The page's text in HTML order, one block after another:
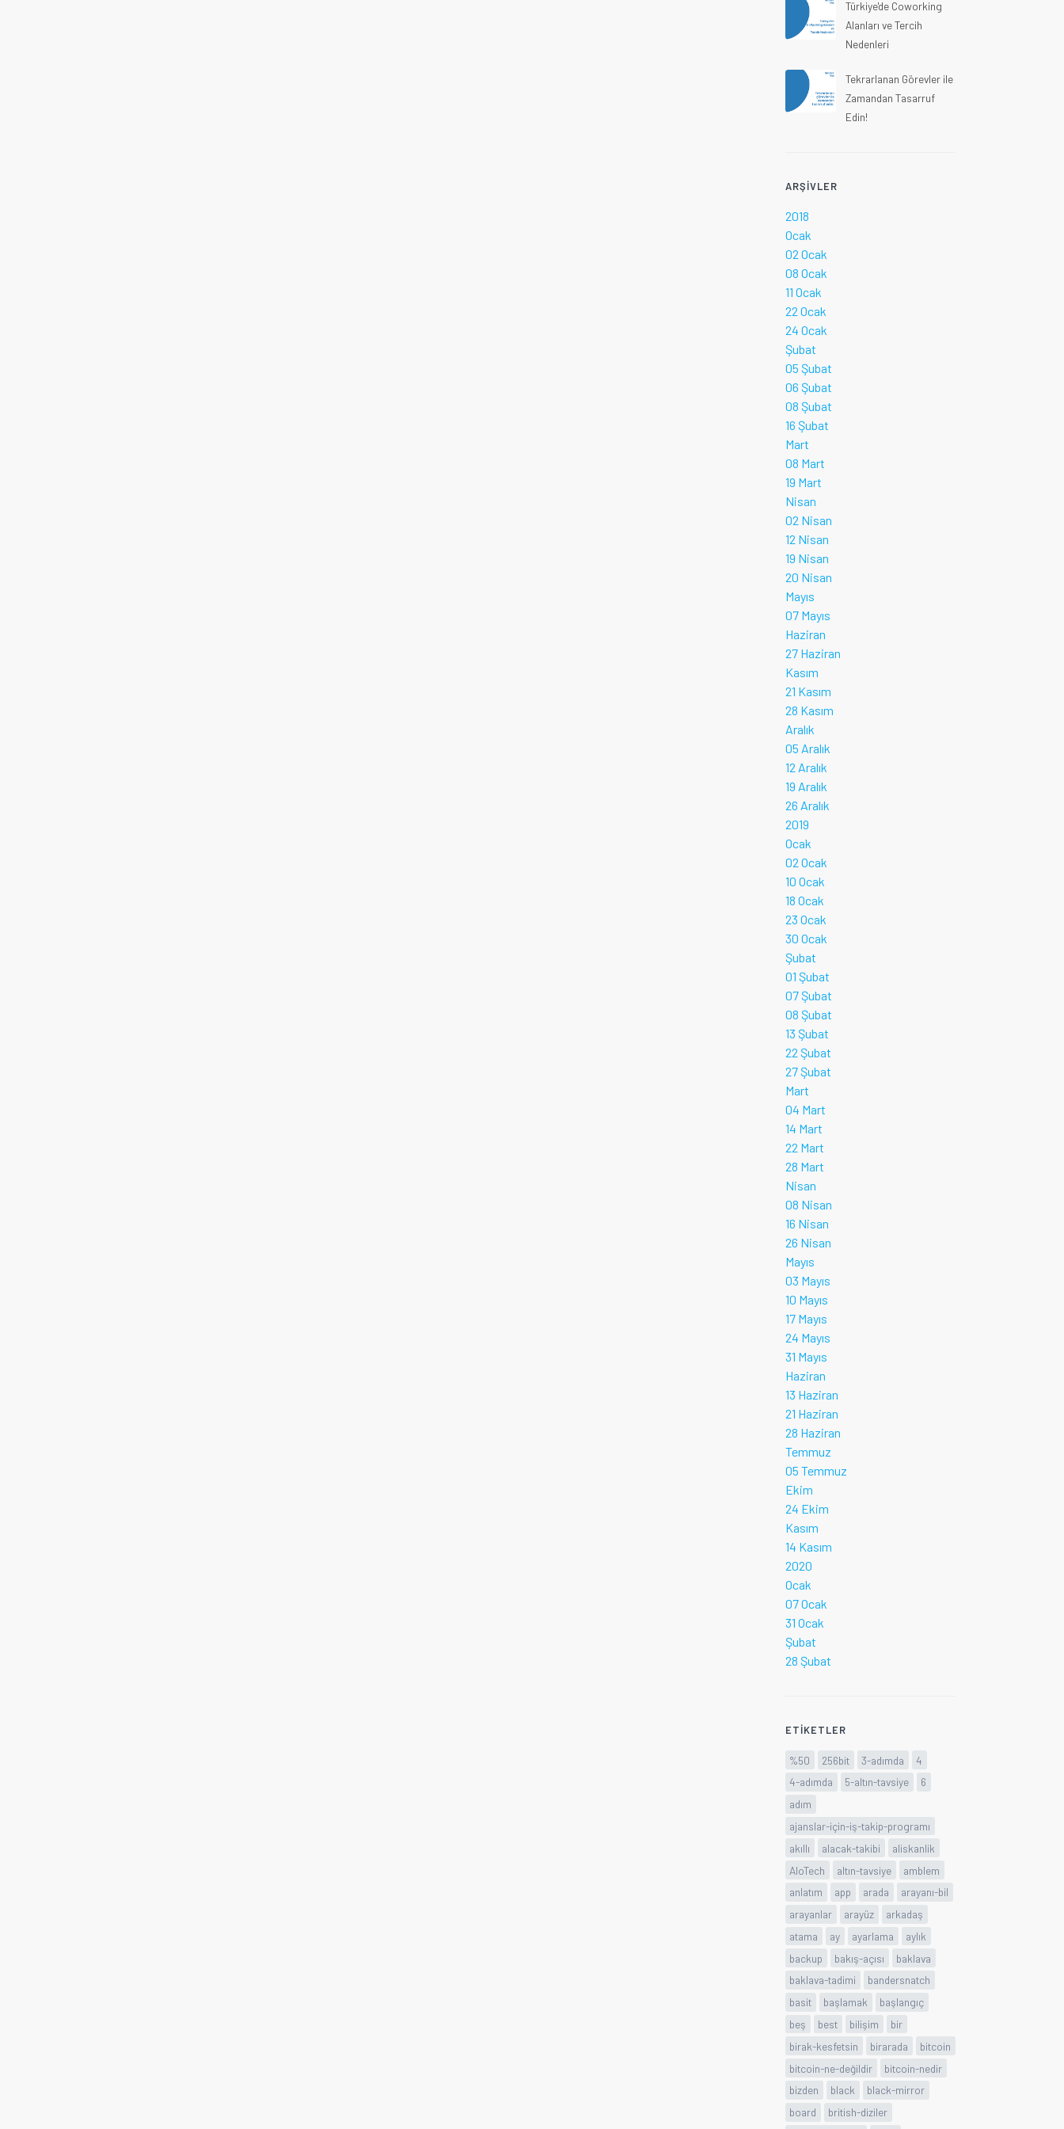
Türkiye'de Coworking
Alanları ve Tercih
Nedenleri
Tekrarlanan Görevler ile
Zamandan Tasarruf
Edin!
ARŞIVLER
2018
Ocak
02 Ocak
08 Ocak
11 Ocak
22 Ocak
24 Ocak
Şubat
05 Şubat
06 Şubat
08 Şubat
16 Şubat
Mart
08 Mart
19 Mart
Nisan
02 Nisan
12 Nisan
19 Nisan
20 Nisan
Mayıs
07 Mayıs
Haziran
27 Haziran
Kasım
21 Kasım
28 Kasım
Aralık
05 Aralık
12 Aralık
19 Aralık
26 Aralık
2019
Ocak
02 Ocak
10 Ocak
18 Ocak
23 Ocak
30 Ocak
Şubat
01 Şubat
07 Şubat
08 Şubat
13 Şubat
22 Şubat
27 Şubat
Mart
04 Mart
14 Mart
22 Mart
28 Mart
Nisan
08 Nisan
16 Nisan
26 Nisan
Mayıs
03 Mayıs
10 Mayıs
17 Mayıs
24 Mayıs
31 Mayıs
Haziran
13 Haziran
21 Haziran
28 Haziran
Temmuz
05 Temmuz
Ekim
24 Ekim
Kasım
14 Kasım
2020
Ocak
07 Ocak
31 Ocak
Şubat
28 Şubat
ETIKETLER
%50 256bit 3-adımda
4
4-adımda
5-altın-tavsiye
6
adım
ajanslar-için-iş-takip-programı
akıllı
alacak-takibi
aliskanlik
AloTech
altın-tavsiye
amblem
anlatım
app arada
arayanı-bil
arayanlar
arayüz
arkadaş
atama
ay ayarlama
aylık
backup
bakış-açısı
baklava
baklava-tadimi
bandersnatch
basit
başlamak
başlangıç
beş
best bilişim
bir
birak-kesfetsin
birarada
bitcoin
bitcoin-ne-değildir
bitcoin-nedir
bizden
black
black-mirror
board
british-diziler